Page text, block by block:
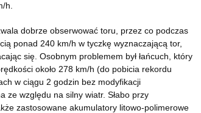
h.
dobrze obserwować toru, przez co podczas
ponad 240 km/h w tyczkę wyznaczającą tor,
się. Osobnym problemem był łańcuch, który
około 278 km/h (do pobicia rekordu
w ciągu 2 godzin bez modyfikacji
ze względu na silny wiatr. Słabo przy
zastosowane akumulatory litowo-polimerowe